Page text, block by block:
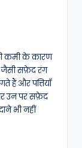
कमी के कारण
जैसी सफ़ेद रंग
हैं और पत्तियाँ
उन पर सफ़ेद
भी नहीं